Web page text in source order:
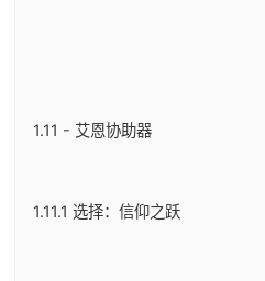
1.11 - 艾恩协助器
1.11.1 选择：信仰之跃